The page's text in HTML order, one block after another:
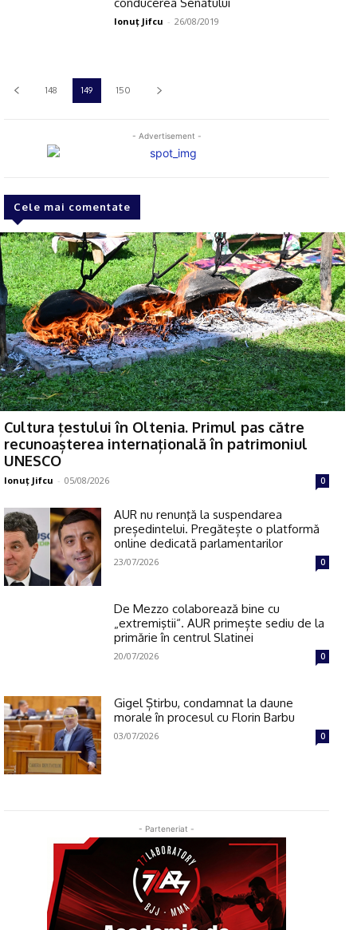
- Advertisement -
Cele mai comentate
Cultura țestului în Oltenia. Primul pas către
recunoașterea internațională în patrimoniul
UNESCO
Ionuţ Jifcu - 05/08/2026 0
AUR nu renunţă la suspendarea
președintelui. Pregătește o platformă
online dedicată parlamentarilor
23/07/2026 0
De Mezzo colaborează bine cu
„extremiştii“. AUR primește sediu de la
primărie în centrul Slatinei
20/07/2026 0
Gigel Știrbu, condamnat la daune
morale în procesul cu Florin Barbu
03/07/2026 0
Ionuţ Jifcu - 26/08/2019
148 149 150
- Parteneriat -